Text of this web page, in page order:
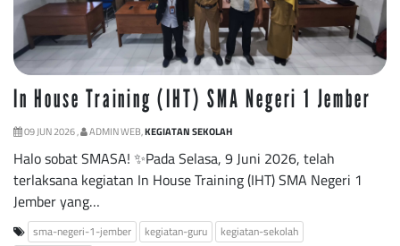
In House Training (IHT) SMA Negeri 1 Jember
09 JUN 2026 , ADMIN WEB,KEGIATAN SEKOLAH
Halo sobat SMASA! ✨Pada Selasa, 9 Juni 2026, telah
terlaksana kegiatan In House Training (IHT) SMA Negeri 1
Jember yang…
sma-negeri-1-jember kegiatan-guru
kegiatan-sekolah